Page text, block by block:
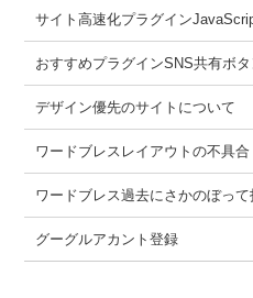
サイト高速化プラグイン
おすすめプラグインSNS共有ボ
デザイン優先のサイトについて
ワードブレスレイアウトの不具合
ワードブレス過去にさかのぼって
グーグルアカント登録